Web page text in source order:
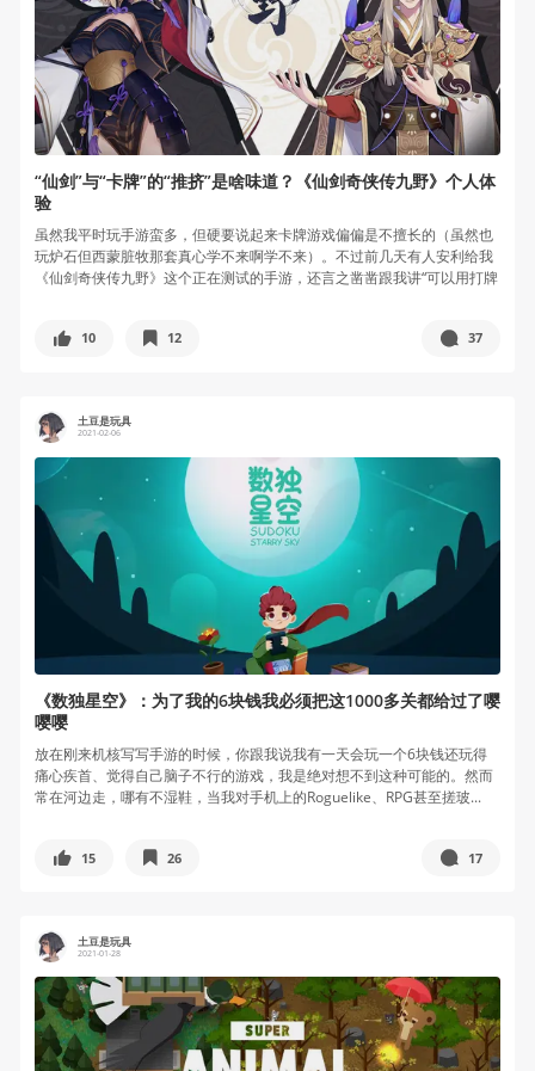
“仙剑”与“卡牌”的“推挤”是啥味道？《仙剑奇侠传九野》个人体
验
虽然我平时玩手游蛮多，但硬要说起来卡牌游戏偏偏是不擅长的（虽然也
玩炉石但西蒙脏牧那套真心学不来啊学不来）。不过前几天有人安利给我
《仙剑奇侠传九野》这个正在测试的手游，还言之凿凿跟我讲“可以用打牌
10 12 37
土豆是玩具
2021-02-06
《数独星空》：为了我的6块钱我必须把这1000多关都给过了嘤
嘤嘤
放在刚来机核写写手游的时候，你跟我说我有一天会玩一个6块钱还玩得
痛心疾首、觉得自己脑子不行的游戏，我是绝对想不到这种可能的。然而
常在河边走，哪有不湿鞋，当我对手机上的Roguelike、RPG甚至搓玻...
15 26 17
土豆是玩具
2021-01-28